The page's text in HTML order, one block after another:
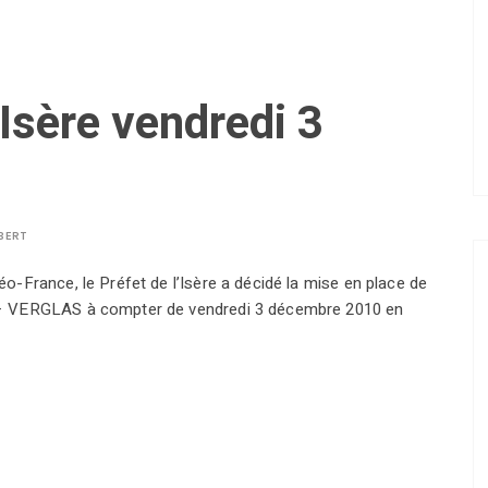
vendredi 3
France, le Préfet de l’Isère a décidé la mise en place de
à compter de vendredi 3 décembre 2010 en